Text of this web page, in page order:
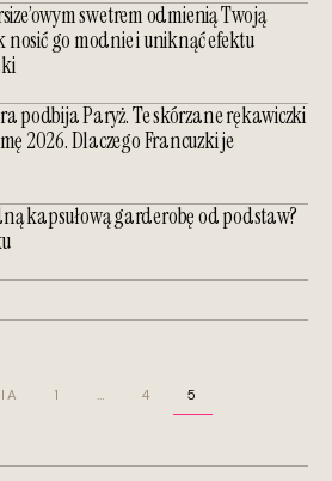
swetrem odmienią Twoją
nosić go modnie i uniknąć efektu
podbija Paryż. Te skórzane rękawiczki
2026. Dlaczego Francuzki je
kapsułową garderobę od podstaw?
1 … 4 5